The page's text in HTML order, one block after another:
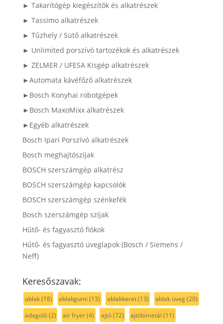
► Takarítógép kiegészítők és alkatrészek
► Tassimo alkatrészek
► Tűzhely / Sütő alkatrészek
► Unlimited porszívó tartozékok és alkatrészek
► ZELMER / UFESA Kisgép alkatrészek
►Automata kávéfőző alkatrészek
►Bosch Konyhai robotgépek
►Bosch MaxoMixx alkatrészek
►Egyéb alkatrészek
Bosch Ipari Porszívó alkatrészek
Bosch meghajtószíjak
BOSCH szerszámgép alkatrész
BOSCH szerszámgép kapcsolók
BOSCH szerszámgép szénkefék
Bosch szerszámgép szíjak
Hűtő- és fagyasztó fiókok
Hűtő- és fagyasztó üveglapok (Bosch / Siemens /
Neff)
Keresőszavak:
ablak(18) ablakgumi (13) ablakkeret(13) ablak üveg(20)
adagoló(2) air fryer(4) ajtó(72) ajtóbimetál (11)